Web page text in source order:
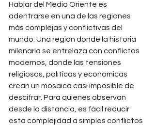
Hablar del Medio Oriente es
adentrarse en una de las regiones
más complejas y conflictivas del
mundo. Una región donde la historia
milenaria se entrelaza con conflictos
modernos, donde las tensiones
religiosas, políticas y económicas
crean un mosaico casi imposible de
descifrar. Para quienes observan
desde la distancia, es fácil reducir
esta complejidad a simples conflictos